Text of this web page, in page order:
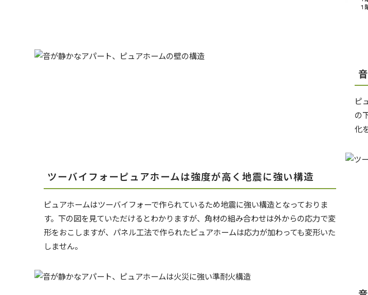
ピ
の
化
ツーバイフォーピュアホームは強度が高く地震に強い構造
ピュアホームはツーバイフォーで作られているため地震に強い構造となっておりま
す。下の図を見ていただけるとわかりますが、角材の組み合わせは外からの応力で変
形をおこしますが、パネル工法で作られたピュアホームは応力が加わっても変形いた
しません。